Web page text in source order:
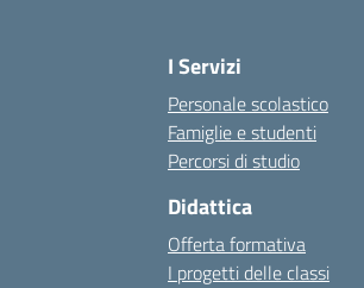
I Servizi
Personale scolastico
Famiglie e studenti
Percorsi di studio
Didattica
Offerta formativa
I progetti delle classi